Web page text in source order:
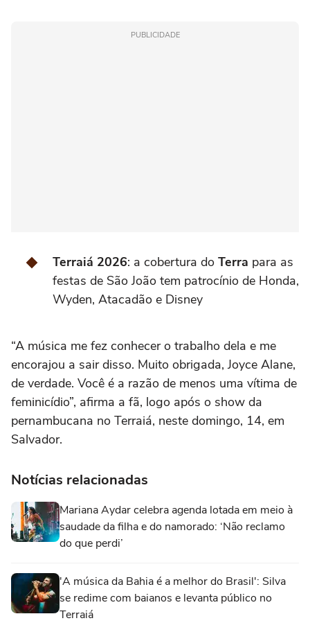
PUBLICIDADE
Terraiá 2026: a cobertura do Terra para as
festas de São João tem patrocínio de Honda,
Wyden, Atacadão e Disney
“A música me fez conhecer o trabalho dela e me
encorajou a sair disso. Muito obrigada, Joyce Alane,
de verdade. Você é a razão de menos uma vítima de
feminicídio”, afirma a fã, logo após o show da
pernambucana no Terraiá, neste domingo, 14, em
Salvador.
Notícias relacionadas
Mariana Aydar celebra agenda lotada em meio à
saudade da filha e do namorado: ‘Não reclamo
do que perdi’
'A música da Bahia é a melhor do Brasil': Silva
se redime com baianos e levanta público no
Terraiá